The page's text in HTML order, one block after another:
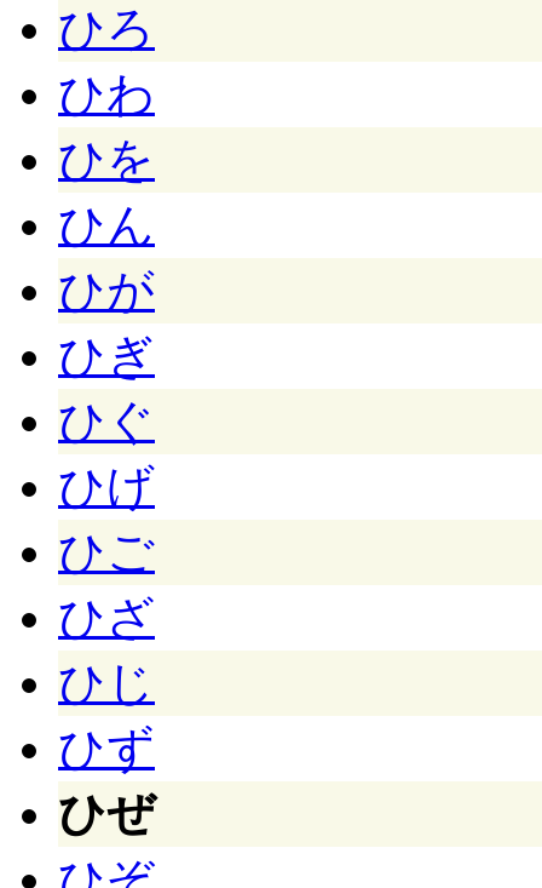
ひろ
ひわ
ひを
ひん
ひが
ひぎ
ひぐ
ひげ
ひご
ひざ
ひじ
ひず
ひぜ